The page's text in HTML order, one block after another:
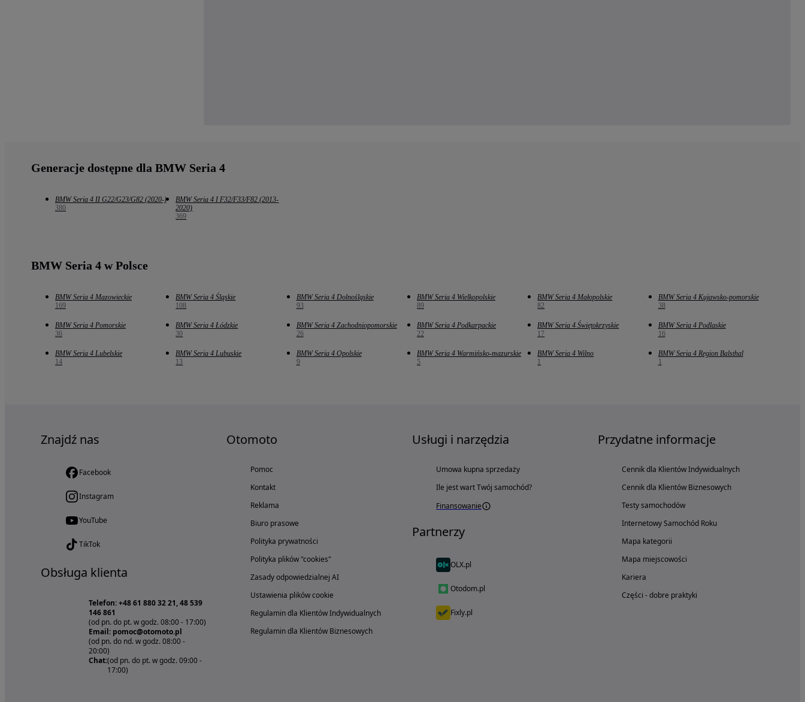
Generacje dostępne dla BMW Seria 4
BMW Seria 4 II G22/G23/G82 (2020-)
380
BMW Seria 4 I F32/F33/F82 (2013-
2020)
369
BMW Seria 4 w Polsce
BMW Seria 4 Mazowieckie
169
BMW Seria 4 Śląskie
108
BMW Seria 4 Dolnośląskie
93
BMW Seria 4 Wielkopolskie
89
BMW Seria 4 Małopolskie
82
BMW Seria 4 Kujawsko-pomorskie
38
BMW Seria 4 Pomorskie
36
BMW Seria 4 Łódzkie
30
BMW Seria 4 Zachodniopomorskie
26
BMW Seria 4 Podkarpackie
22
BMW Seria 4 Świętokrzyskie
17
BMW Seria 4 Podlaskie
16
BMW Seria 4 Lubelskie
14
BMW Seria 4 Lubuskie
13
BMW Seria 4 Opolskie
9
BMW Seria 4 Warmińsko-mazurskie
5
BMW Seria 4 Wilno
1
BMW Seria 4 Region Balsthal
1
Znajdź nas
Facebook
Instagram
YouTube
TikTok
Obsługa klienta
Telefon: +48 61 880 32 21, 48 539
146 861
(od pn. do pt. w godz. 08:00 - 17:00)
Email: pomoc@otomoto.pl
(od pn. do nd. w godz. 08:00 -
20:00)
Chat:(od pn. do pt. w godz. 09:00 -
17:00)
Otomoto
Pomoc
Kontakt
Reklama
Biuro prasowe
Polityka prywatności
Polityka plików "cookies"
Zasady odpowiedzialnej AI
Ustawienia plików cookie
Regulamin dla Klientów Indywidualnych
Regulamin dla Klientów Biznesowych
Usługi i narzędzia
Umowa kupna sprzedaży
Ile jest wart Twój samochód?
Finansowanie
Partnerzy
OLX.pl
Otodom.pl
Fixly.pl
Przydatne informacje
Cennik dla Klientów Indywidualnych
Cennik dla Klientów Biznesowych
Testy samochodów
Internetowy Samochód Roku
Mapa kategorii
Mapa miejscowości
Kariera
Części - dobre praktyki